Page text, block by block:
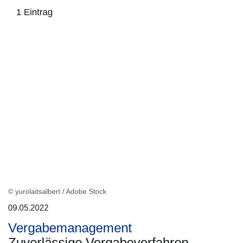
1 Eintrag
© yurolaitsalbert / Adobe Stock
09.05.2022
Vergabemanagement